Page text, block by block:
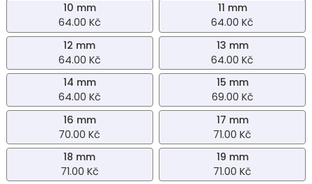
10 mm
64.00 Kč
11 mm
64.00 Kč
12 mm
64.00 Kč
13 mm
64.00 Kč
14 mm
64.00 Kč
15 mm
69.00 Kč
16 mm
70.00 Kč
17 mm
71.00 Kč
18 mm
71.00 Kč
19 mm
71.00 Kč